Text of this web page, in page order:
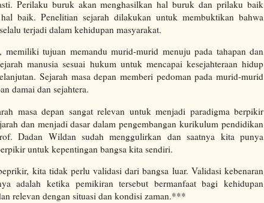
Perilaku buruk akan menghasilkan hal buruk dan prilaku baik
baik. Penelitian sejarah dilakukan untuk membuktikan bahwa
terjadi dalam kehidupan masyarakat.
memiliki tujuan memandu murid-murid menuju pada tahapan dan
manusia sesuai hukum untuk mencapai kesejahteraan hidup
Sejarah masa depan memberi pedoman pada murid-murid
damai dan sejahtera.
masa depan sangat relevan untuk menjadi paradigma berpikir
dan menjadi dasar dalam pengembangan kurikulum pendidikan
Dadan Wildan sudah menggulirkan dan saatnya kita punya
untuk kepentingan bangsa kita sendiri.
kita tidak perlu validasi dari bangsa luar. Validasi kebenaran
adalah ketika pemikiran tersebut bermanfaat bagi kehidupan
relevan dengan situasi dan kondisi zaman.***